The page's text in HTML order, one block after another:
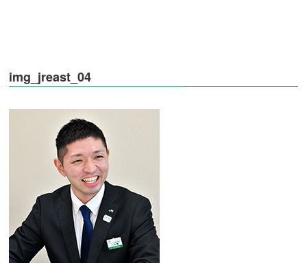
img_jreast_04